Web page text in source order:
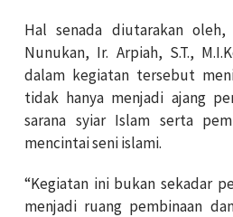
Hal senada diutarakan
Nunukan, Ir. Arpiah, S.T.,
dalam kegiatan tersebut
tidak hanya menjadi ajang
sarana syiar Islam serta
mencintai seni islami.
“Kegiatan ini bukan sekadar
menjadi ruang pembinaan